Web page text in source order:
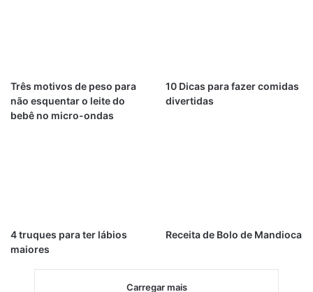
Três motivos de peso para
não esquentar o leite do
bebê no micro-ondas
10 Dicas para fazer comidas
divertidas
4 truques para ter lábios
maiores
Receita de Bolo de Mandioca
Carregar mais